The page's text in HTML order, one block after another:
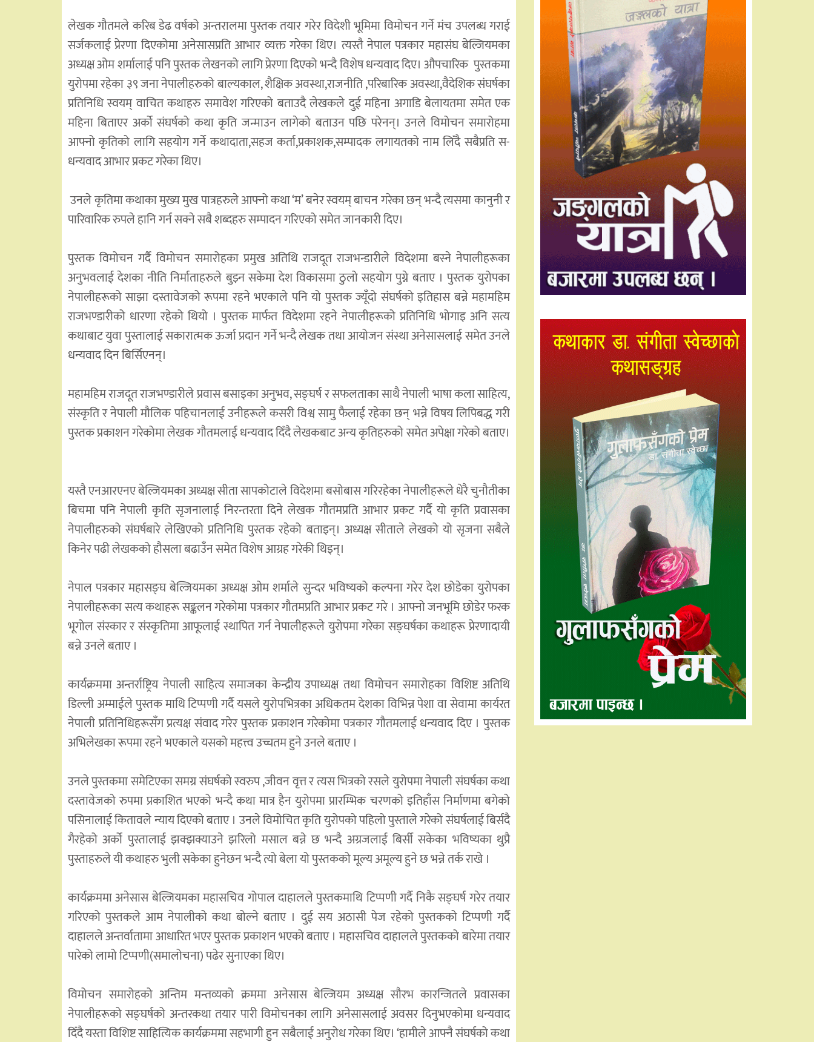
लेखक गौतमले करिब डेढ वर्षको अन्तरालमा पुस्तक तयार गरेर विदेशी भूमिमा विमोचन गर्ने मंच उपलब्ध गराई
सर्जकलाई प्रेरणा दिएकोमा अनेसासप्रति आभार व्यक्त गरेका थिए। त्यस्तै नेपाल पत्रकार महासंघ बेल्जियमका
अध्यक्ष ओम शर्मालाई पनि पुस्तक लेखनको लागि प्रेरणा दिएको भन्दै विशेष धन्यवाद दिए। औपचारिक पुस्तकमा
युरोपमा रहेका ३९ जना नेपालीहरुको बाल्यकाल, शैक्षिक अवस्था,राजनीति ,परिबारिक अवस्था,वैदेशिक संघर्षका
प्रतिनिधि स्वयम् वाचित कथाहरु समावेश गरिएको बताउदै लेखकले दुई महिना अगाडि बेलायतमा समेत एक
महिना बिताएर अर्को संघर्षको कथा कृति जन्माउन लागेको बताउन पछि परेनन्। उनले विमोचन समारोहमा
आफ्नो कृतिको लागि सहयोग गर्ने कथादाता,सहज कर्ता,प्रकाशक,सम्पादक लगायतको नाम लिँदै सबैप्रति स-
धन्यवाद आभार प्रकट गरेका थिए।
उनले कृतिमा कथाका मुख्य मुख पात्रहरुले आफ्नो कथा ‘म’ बनेर स्वयम् बाचन गरेका छन् भन्दै त्यसमा कानुनी र
पारिवारिक रुपले हानि गर्न सक्ने सबै शब्दहरु सम्पादन गरिएको समेत जानकारी दिए।
पुस्तक विमोचन गर्दै विमोचन समारोहका प्रमुख अतिथि राजदूत राजभन्डारीले विदेशमा बस्ने नेपालीहरूका
अनुभवलाई देशका नीति निर्माताहरुले बुझ्न सकेमा देश विकासमा ठुलो सहयोग पुग्ने बताए । पुस्तक युरोपका
नेपालीहरूको साझा दस्तावेजको रूपमा रहने भएकाले पनि यो पुस्तक ज्यूँदो संघर्षको इतिहास बन्ने महामहिम
राजभण्डारीको धारणा रहेको थियो । पुस्तक मार्फत विदेशमा रहने नेपालीहरूको प्रतिनिधि भोगाइ अनि सत्य
कथाबाट युवा पुस्तालाई सकारात्मक ऊर्जा प्रदान गर्ने भन्दै लेखक तथा आयोजन संस्था अनेसासलाई समेत उनले
धन्यवाद दिन बिर्सिएनन्।
महामहिम राजदूत राजभण्डारीले प्रवास बसाइका अनुभव, सङ्घर्ष र सफलताका साथै नेपाली भाषा कला साहित्य,
संस्कृति र नेपाली मौलिक पहिचानलाई उनीहरूले कसरी विश्व सामु फैलाई रहेका छन् भन्ने विषय लिपिबद्ध गरी
पुस्तक प्रकाशन गरेकोमा लेखक गौतमलाई धन्यवाद दिँदै लेखकबाट अन्य कृतिहरुको समेत अपेक्षा गरेको बताए।
यस्तै एनआरएनए बेल्जियमका अध्यक्ष सीता सापकोटाले विदेशमा बसोबास गरिरहेका नेपालीहरूले धेरै चुनौतीका
बिचमा पनि नेपाली कृति सृजनालाई निरन्तरता दिने लेखक गौतमप्रति आभार प्रकट गर्दै यो कृति प्रवासका
नेपालीहरुको संघर्षबारे लेखिएको प्रतिनिधि पुस्तक रहेको बताइन्। अध्यक्ष सीताले लेखको यो सृजना सबैले
किनेर पढी लेखकको हौसला बढाउँन समेत विशेष आग्रह गरेकी थिइन्।
नेपाल पत्रकार महासङ्घ बेल्जियमका अध्यक्ष ओम शर्माले सुन्दर भविष्यको कल्पना गरेर देश छोडेका युरोपका
नेपालीहरूका सत्य कथाहरू सङ्कलन गरेकोमा पत्रकार गौतमप्रति आभार प्रकट गरे । आफ्नो जनभूमि छोडेर फरक
भूगोल संस्कार र संस्कृतिमा आफूलाई स्थापित गर्न नेपालीहरूले युरोपमा गरेका सङ्घर्षका कथाहरू प्रेरणादायी
बन्ने उनले बताए ।
कार्यक्रममा अन्तर्राष्ट्रिय नेपाली साहित्य समाजका केन्द्रीय उपाध्यक्ष तथा विमोचन समारोहका विशिष्ट अतिथि
डिल्ली अम्माईले पुस्तक माथि टिप्पणी गर्दै यसले युरोपभित्रका अधिकतम देशका विभिन्न पेशा वा सेवामा कार्यरत
नेपाली प्रतिनिधिहरूसँग प्रत्यक्ष संवाद गरेर पुस्तक प्रकाशन गरेकोमा पत्रकार गौतमलाई धन्यवाद दिए । पुस्तक
अभिलेखका रूपमा रहने भएकाले यसको महत्त्व उच्चतम हुने उनले बताए ।
उनले पुस्तकमा समेटिएका समग्र संघर्षको स्वरुप ,जीवन वृत्त र त्यस भित्रको रसले युरोपमा नेपाली संघर्षका कथा
दस्तावेजको रुपमा प्रकाशित भएको भन्दै कथा मात्र हैन युरोपमा प्रारम्भिक चरणको इतिहाँस निर्माणमा बगेको
पसिनालाई कितावले न्याय दिएको बताए । उनले विमोचित कृति युरोपको पहिलो पुस्ताले गरेको संघर्षलाई बिर्सदै
गैरहेको अर्को पुस्तालाई झक्झक्याउने झरिलो मसाल बन्ने छ भन्दै अग्रजलाई बिर्सी सकेका भविष्यका थुप्रै
पुस्ताहरुले यी कथाहरु भुली सकेका हुनेछन भन्दै त्यो बेला यो पुस्तकको मूल्य अमूल्य हुने छ भन्ने तर्क राखे ।
कार्यक्रममा अनेसास बेल्जियमका महासचिव गोपाल दाहालले पुस्तकमाथि टिप्पणी गर्दै निकै सङ्घर्ष गरेर तयार
गरिएको पुस्तकले आम नेपालीको कथा बोल्ने बताए । दुई सय अठासी पेज रहेको पुस्तकको टिप्पणी गर्दै
दाहालले अन्तर्वातामा आधारित भएर पुस्तक प्रकाशन भएको बताए । महासचिव दाहालले पुस्तकको बारेमा तयार
पारेको लामो टिप्पणी(समालोचना) पढेर सुनाएका थिए।
विमोचन समारोहको अन्तिम मन्तव्यको क्रममा अनेसास बेल्जियम अध्यक्ष सौरभ कारन्जितले प्रवासका
नेपालीहरूको सङ्घर्षको अन्तरकथा तयार पारी विमोचनका लागि अनेसासलाई अवसर दिनुभएकोमा धन्यवाद
दिँदै यस्ता विशिष्ट साहित्यिक कार्यक्रममा सहभागी हुन सबैलाई अनुरोध गरेका थिए। ‘हामीले आफ्नै संघर्षको कथा